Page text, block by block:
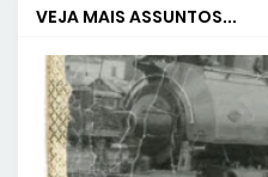
VEJA MAIS ASSUNTOS...